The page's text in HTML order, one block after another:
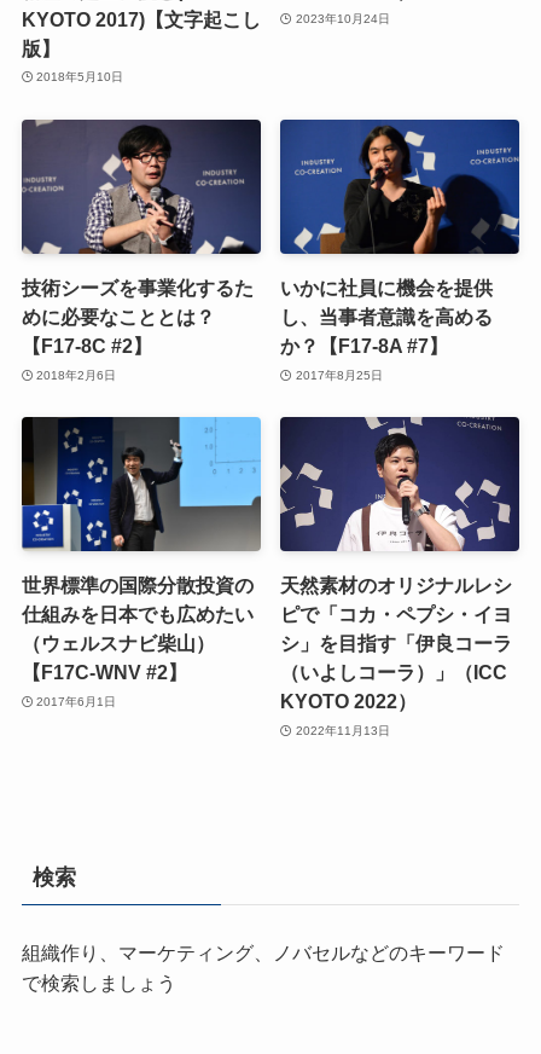
KYOTO 2017)【文字起こし
版】
2018年5月10日
2023年10月24日
技術シーズを事業化するた
めに必要なこととは？
【F17-8C #2】
2018年2月6日
いかに社員に機会を提供
し、当事者意識を高める
か？【F17-8A #7】
2017年8月25日
世界標準の国際分散投資の
仕組みを日本でも広めたい
（ウェルスナビ柴山）
【F17C-WNV #2】
2017年6月1日
天然素材のオリジナルレシ
ピで「コカ・ペプシ・イヨ
シ」を目指す「伊良コーラ
（いよしコーラ）」（ICC
KYOTO 2022）
2022年11月13日
検索
組織作り、マーケティング、ノバセルなどのキーワード
で検索しましょう